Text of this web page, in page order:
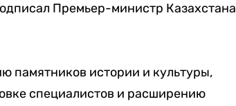
Премьер-министр Казахстана
памятников истории и культуры,
специалистов и расширению